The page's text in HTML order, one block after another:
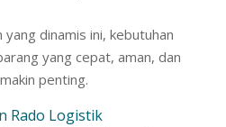
dinamis ini, kebutuhan
yang cepat, aman, dan
penting.
Rado Logistik